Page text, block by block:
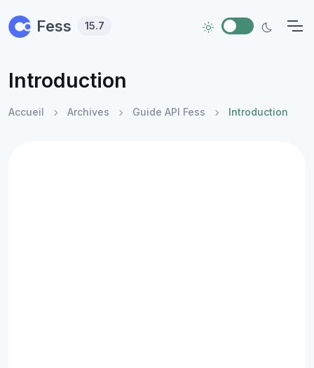
Fess 15.7
Introduction
Accueil Archives Guide API Fess Introduction